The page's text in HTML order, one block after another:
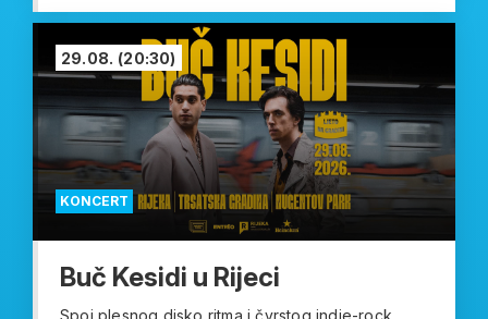
KONCERT
29.08. (20:30)
Buč Kesidi u Rijeci
Spoj plesnog disko ritma i čvrstog indie-rock